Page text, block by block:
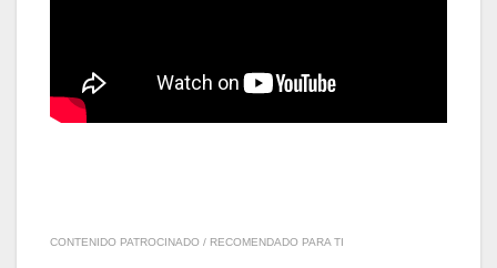
CONTENIDO PATROCINADO / RECOMENDADO PARA TI